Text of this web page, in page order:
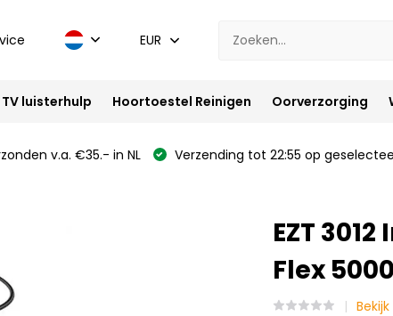
EUR
TV luisterhulp Hoortoestel Reinigen Oorverzorging
v.a. €35.- in NL Verzending tot 22:55 op
EZT
Flex